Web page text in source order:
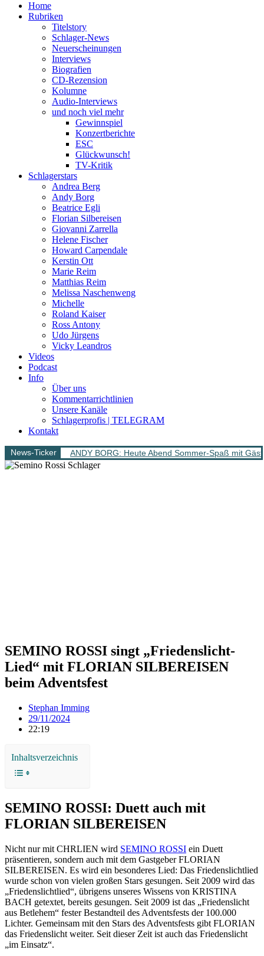
Home
Rubriken
Titelstory
Schlager-News
Neuerscheinungen
Interviews
Biografien
CD-Rezension
Kolumne
Audio-Interviews
und noch viel mehr
Gewinnspiel
Konzertberichte
ESC
Glückwunsch!
TV-Kritik
Schlagerstars
Andrea Berg
Andy Borg
Beatrice Egli
Florian Silbereisen
Giovanni Zarrella
Helene Fischer
Howard Carpendale
Kerstin Ott
Marie Reim
Matthias Reim
Melissa Naschenweng
Michelle
Roland Kaiser
Ross Antony
Udo Jürgens
Vicky Leandros
Videos
Podcast
Info
Über uns
Kommentarrichtlinien
Unsere Kanäle
Schlagerprofis | TELEGRAM
Kontakt
News-Ticker ANDY BORG: Heute Abend Sommer-Spaß mit
SEMINO ROSSI singt „Friedenslicht-
Lied“ mit FLORIAN SILBEREISEN
beim Adventsfest
Stephan Imming
29/11/2024
22:19
Inhaltsverzeichnis
SEMINO ROSSI: Duett auch mit
FLORIAN SILBEREISEN
Nicht nur mit CHRLIEN wird SEMINO ROSSI ein Duett
präsentieren, sondern auch mit dem Gastgeber FLORIAN
SILBEREISEN. Es wird ein besonderes Lied: Das Friedenslichtlied
wurde schon von vielen großen Stars gesungen. Seit 2009 wird das
„Friedenslichtlied“, übrigens unseres Wissens von KRISTINA
BACH getextet, bereits gesungen. Seit 2009 ist das „Friedenslicht
aus Betlehem“ fester Bestandteil des Adventsfests der 100.000
Lichter. Gemeinsam mit den Stars des Adventsfests gibt FLORIAN
das Friedenslicht weiter. Seit dieser Zeit ist auch das Friedenslicht
„im Einsatz“.